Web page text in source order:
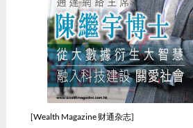
[Wealth Magazine 财通杂志]